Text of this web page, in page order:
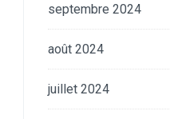
septembre 2024
août 2024
juillet 2024